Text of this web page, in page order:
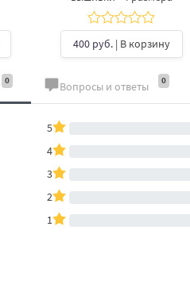
400 руб.| В корзину
0 Вопросы и ответы 0
5
4
3
2
1